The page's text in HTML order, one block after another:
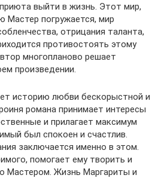
выйти в жизнь. Этот мир,
Мастер погружается, мир
отрицания таланта,
противостоять этому
многопланово решает
произведении.
историю любви бескорыстной и
романа принимает интересы
и прилагает максимум
был спокоен и счастлив.
заключается именно в этом.
помогает ему творить и
Мастером. Жизнь Маргариты и